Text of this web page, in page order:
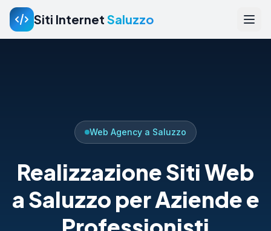
Siti Internet Saluzzo
Web Agency a Saluzzo
Realizzazione Siti Web
a Saluzzo per Aziende e